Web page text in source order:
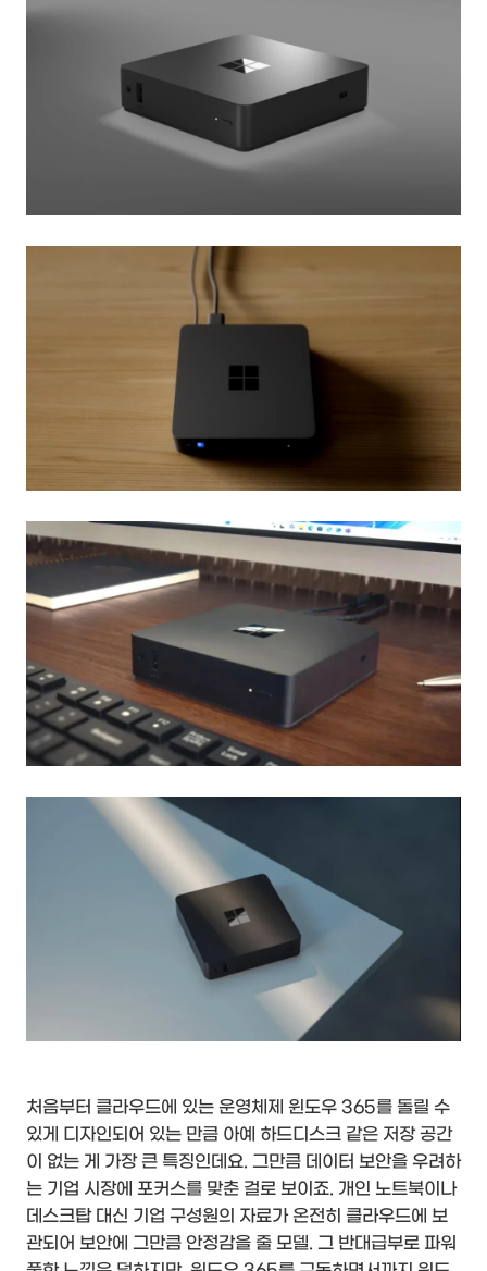
처음부터 클라우드에 있는 운영체제 윈도우 365를 돌릴 수
있게 디자인되어 있는 만큼 아예 하드디스크 같은 저장 공간
이 없는 게 가장 큰 특징인데요. 그만큼 데이터 보안을 우려하
는 기업 시장에 포커스를 맞춘 걸로 보이죠. 개인 노트북이나
데스크탑 대신 기업 구성원의 자료가 온전히 클라우드에 보
관되어 보안에 그만큼 안정감을 줄 모델. 그 반대급부로 파워